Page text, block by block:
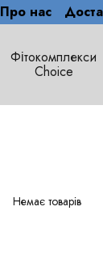
Про нас
Фітокомплекси
Сhoice
Немає товарів